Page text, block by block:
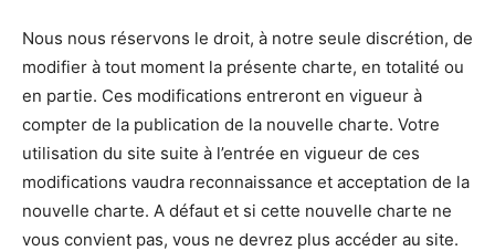
Nous nous réservons le droit, à notre seule discrétion, de
modifier à tout moment la présente charte, en totalité ou
en partie. Ces modifications entreront en vigueur à
compter de la publication de la nouvelle charte. Votre
utilisation du site suite à l’entrée en vigueur de ces
modifications vaudra reconnaissance et acceptation de la
nouvelle charte. A défaut et si cette nouvelle charte ne
vous convient pas, vous ne devrez plus accéder au site.